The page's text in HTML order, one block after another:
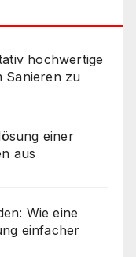
hochwertige
Sanieren zu
einer
aus
Wie eine
einfacher